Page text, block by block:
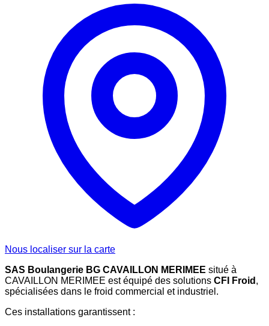
Nous localiser sur la carte
SAS Boulangerie BG CAVAILLON MERIMEE situé à
CAVAILLON MERIMEE est équipé des solutions CFI Froid ,
spécialisées dans le froid commercial et industriel.
Ces installations garantissent :